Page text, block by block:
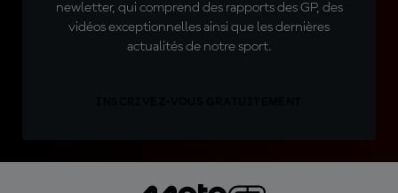
newletter, qui comprend des rapports des GP, des
vidéos exceptionnelles ainsi que les dernières
actualités de notre sport.